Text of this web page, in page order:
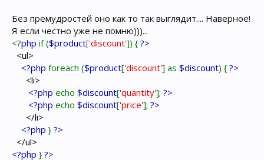
Без премудростей оно как то так выглядит.... Наверное!
Я если честно уже не помню)))...
<?php if ($product['discount']) { ?>
<ul>
<?php foreach ($product['discount'] as $discount) { ?>
<li>
<?php echo $discount['quantity']; ?>
<?php echo $discount['price']; ?>
</li>
<?php } ?>
</ul>
<?php } ?>